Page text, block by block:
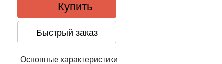
Купить
Быстрый заказ
Основные характеристики